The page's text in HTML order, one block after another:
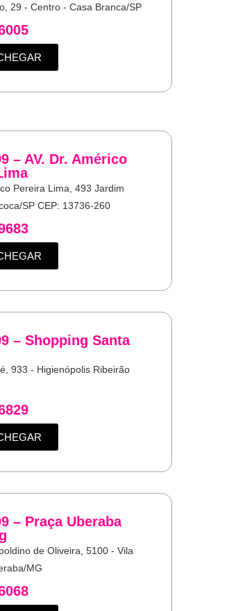
29 - Centro - Casa Branca/SP
– AV. Dr. Américo
Pereira Lima, 493 Jardim
SP CEP: 13736-260
– Shopping Santa
933 - Higienópolis Ribeirão
– Praça Uberaba
de Oliveira, 5100 - Vila
MG